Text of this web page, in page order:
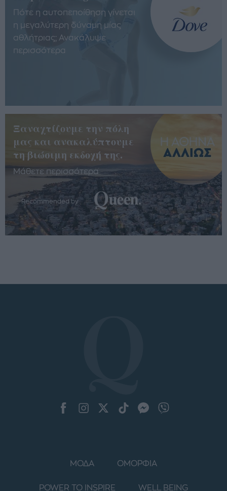
Πότε η αυτοπεποίθηση γίνεται
η μεγαλύτερη δύναμη μίας
αθλήτριας; Ανακάλυψε
περισσότερα
Ξαναχτίζουμε την πόλη
μας και ανακαλύπτουμε
τη βιώσιμη εκδοχή της.
Μάθετε περισσότερα
Recommended by
ΜΟΔΑ ΟΜΟΡΦΙΑ
POWER TO INSPIRE WELL BEING